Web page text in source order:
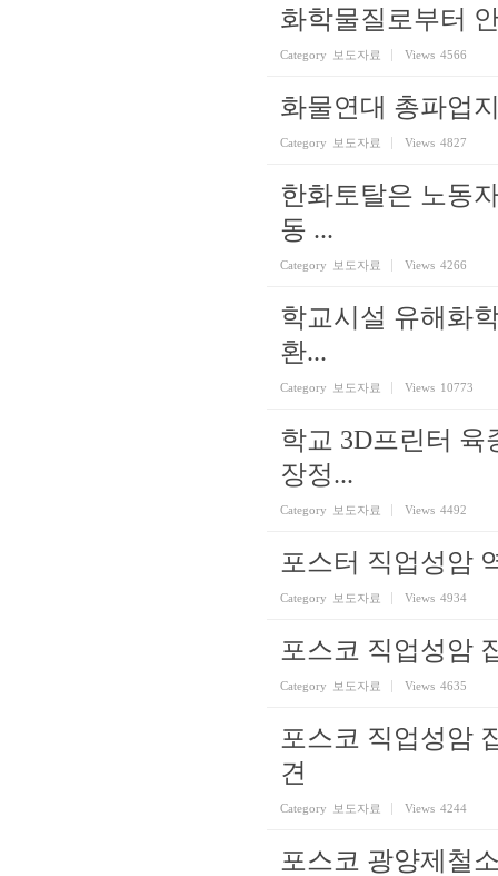
화학물질로부터
Category 보도자료 Views 4566
화물연대 총파업
Category 보도자료 Views 4827
한화토탈은 노동
동 ...
Category 보도자료 Views 4266
학교시설 유해화
환...
Category 보도자료 Views 10773
학교 3D프린터 육
장정...
Category 보도자료 Views 4492
포스터 직업성암
Category 보도자료 Views 4934
포스코 직업성암
Category 보도자료 Views 4635
포스코 직업성암
견
Category 보도자료 Views 4244
포스코 광양제철